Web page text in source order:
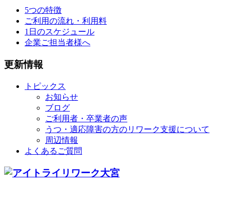
5つの特徴
ご利用の流れ・利用料
1日のスケジュール
企業ご担当者様へ
更新情報
トピックス
お知らせ
ブログ
ご利用者・卒業者の声
うつ・適応障害の方のリワーク支援について
周辺情報
よくあるご質問